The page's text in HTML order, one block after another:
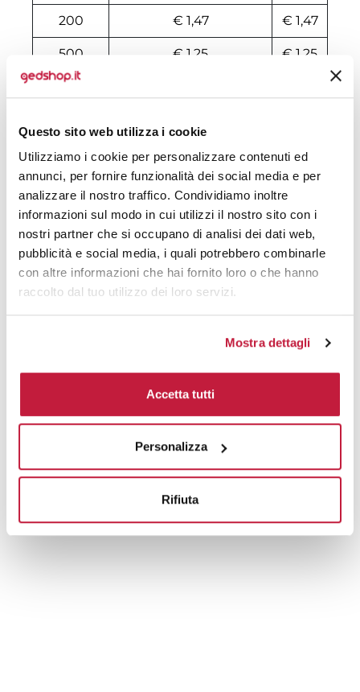
Questo sito web utilizza i cookie
Utilizziamo i cookie per personalizzare contenuti ed
annunci, per fornire funzionalità dei social media e per
analizzare il nostro traffico. Condividiamo inoltre
informazioni sul modo in cui utilizzi il nostro sito con i
nostri partner che si occupano di analisi dei dati web,
pubblicità e social media, i quali potrebbero combinarle
con altre informazioni che hai fornito loro o che hanno
raccolto dal tuo utilizzo dei loro servizi.
Mostra dettagli
Accetta tutti
Personalizza
Rifiuta
200 € 1,47 € 1,47
500 € 1,25 € 1,25
1000
2000 € 1,20 € 1,20
3000 € 1,18
5000 € 1,15 € 1,15
10000 € 1,12 € 1,12
Area di personalizzazione
Domande e risposte
Prodotti alternativi